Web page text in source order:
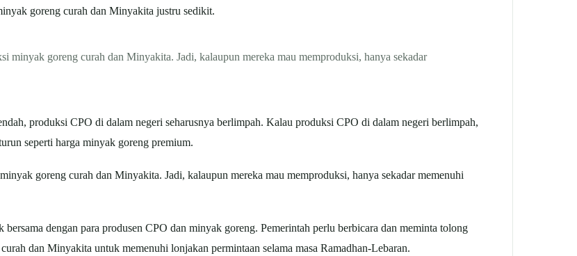
goreng curah dan Minyakita justru sedikit.
minyak goreng curah dan Minyakita. Jadi, kalaupun mereka mau memproduksi, hanya sekadar
produksi CPO di dalam negeri seharusnya berlimpah. Kalau produksi CPO di dalam negeri berlimpah,
seperti harga minyak goreng premium.
goreng curah dan Minyakita. Jadi, kalaupun mereka mau memproduksi, hanya sekadar memenuhi
dengan para produsen CPO dan minyak goreng. Pemerintah perlu berbicara dan meminta tolong
dan Minyakita untuk memenuhi lonjakan permintaan selama masa Ramadhan-Lebaran.